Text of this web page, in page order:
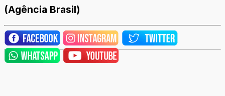
(Agência Brasil)